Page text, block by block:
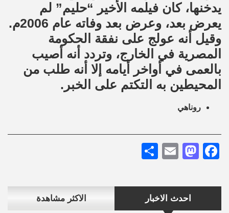
احدث الاخبار الاكثر مشاهدة
يدخنها، كان فيلمه الأخير “حليم” لم
يعرض بعد، وعرض بعد وفاته عام 2006م.
وقيل أنه عولج على نفقة الحكومة
المصرية في الخارج، وتردد أنه أصيب
بالعمى في أواخر أيامه إلا أنه طلب من
المحيطين به التكتم على الخبر.
روناهي
Facebook
Mastodon
Email